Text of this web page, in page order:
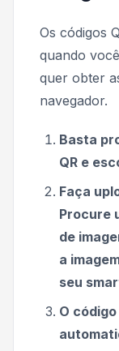
Os códigos
quando
quer obter
navegador.
Basta
QR e
Faça
Procure
de
a
seu
O